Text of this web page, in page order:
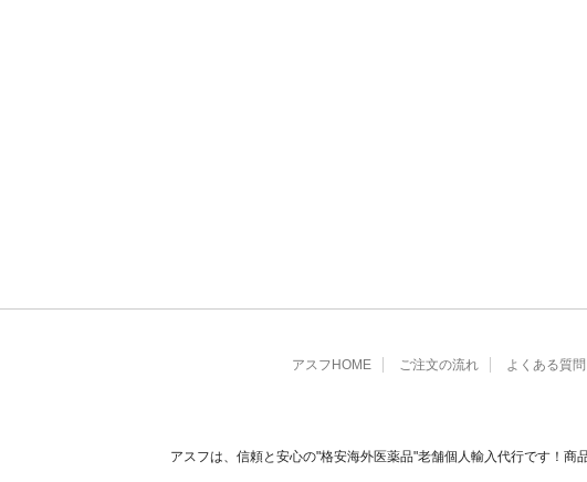
アスフHOME ご注文の流れ よくある質問
アスフは、信頼と安心の"格安海外医薬品"老舗個人輸入代行です！